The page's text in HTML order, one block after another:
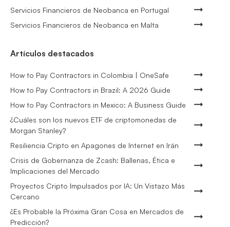
Servicios Financieros de Neobanca en Portugal
Servicios Financieros de Neobanca en Malta
Artículos destacados
How to Pay Contractors in Colombia | OneSafe
How to Pay Contractors in Brazil: A 2026 Guide
How to Pay Contractors in Mexico: A Business Guide
¿Cuáles son los nuevos ETF de criptomonedas de
Morgan Stanley?
Resiliencia Cripto en Apagones de Internet en Irán
Crisis de Gobernanza de Zcash: Ballenas, Ética e
Implicaciones del Mercado
Proyectos Cripto Impulsados por IA: Un Vistazo Más
Cercano
¿Es Probable la Próxima Gran Cosa en Mercados de
Predicción?